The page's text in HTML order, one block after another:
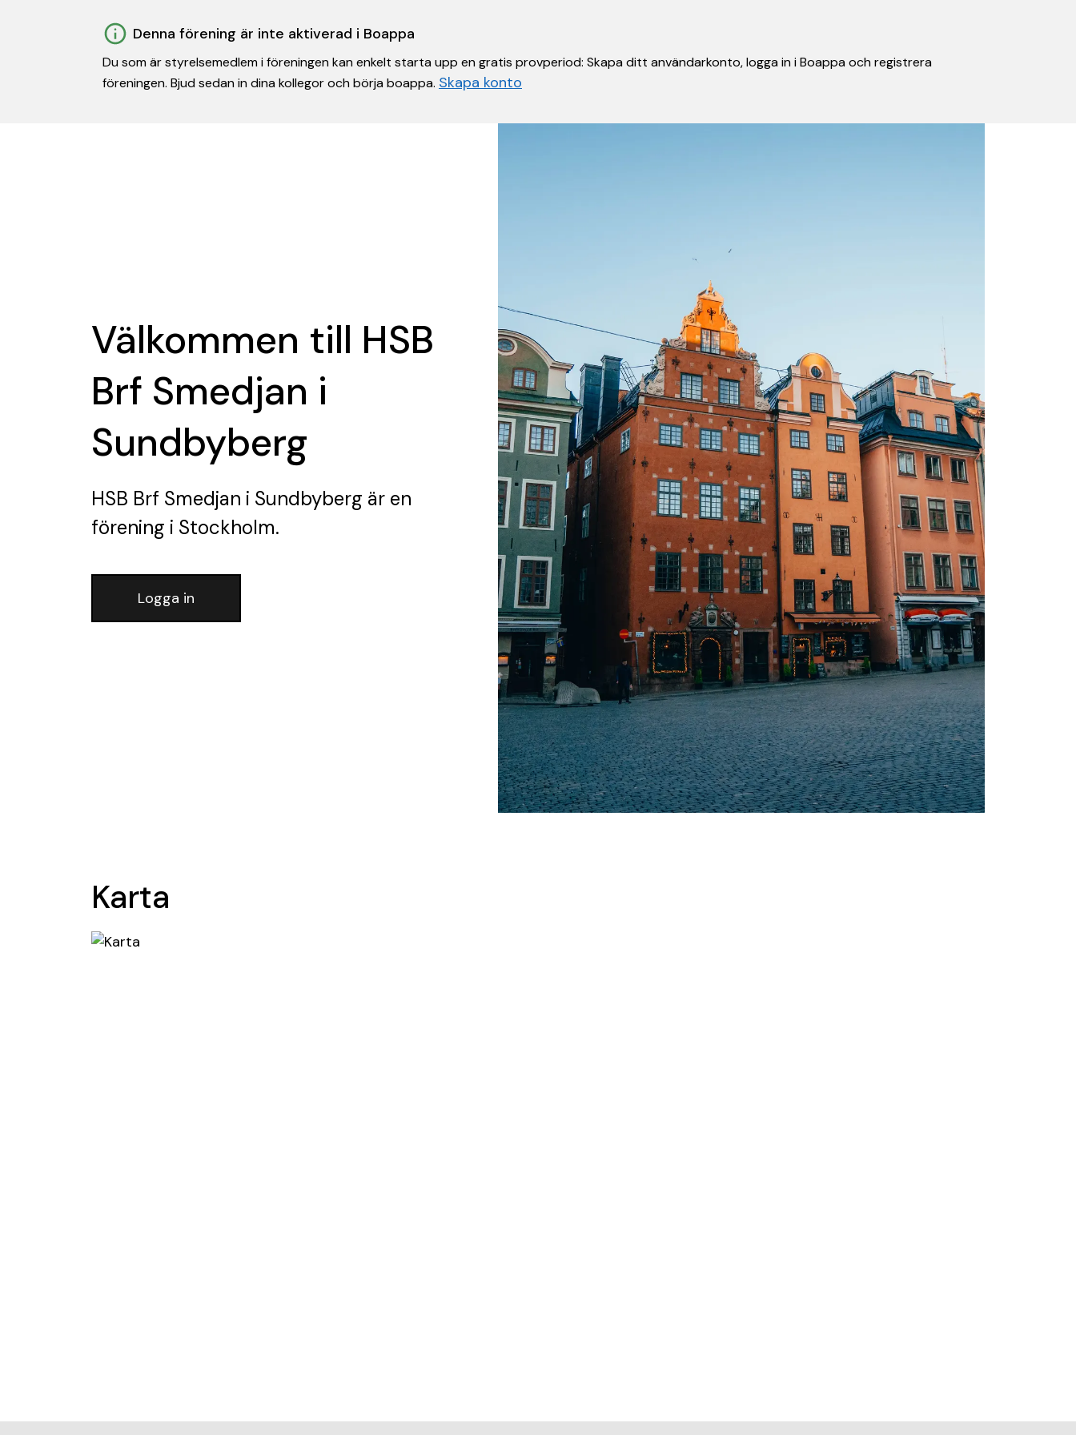
Denna förening är inte aktiverad i Boappa
Du som är styrelsemedlem i föreningen kan enkelt starta upp en gratis provperiod: Skapa ditt användarkonto, logga in i Boappa och registrera
föreningen. Bjud sedan in dina kollegor och börja boappa. Skapa konto
Välkommen till HSB
Brf Smedjan i
Sundbyberg
HSB Brf Smedjan i Sundbyberg är en
förening i Stockholm.
Logga in
Karta